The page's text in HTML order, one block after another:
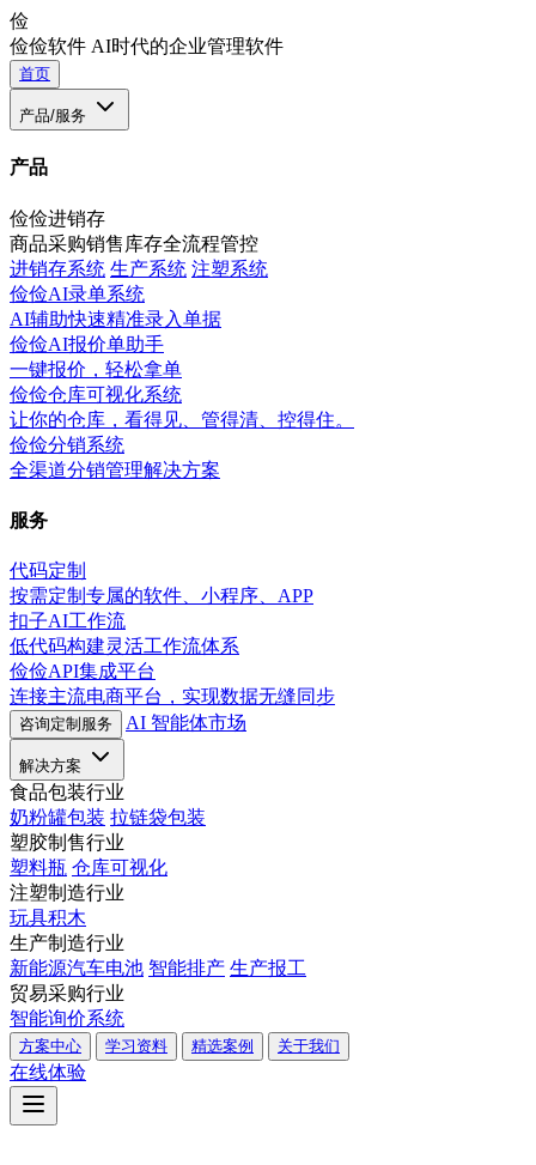
俭
俭俭软件 AI时代的企业管理软件
首页
产品/服务
产品
俭俭进销存
商品采购销售库存全流程管控
进销存系统 生产系统 注塑系统
俭俭AI录单系统
AI辅助快速精准录入单据
俭俭AI报价单助手
一键报价，轻松拿单
俭俭仓库可视化系统
让你的仓库，看得见、管得清、控得住。
俭俭分销系统
全渠道分销管理解决方案
服务
代码定制
按需定制专属的软件、小程序、APP
扣子AI工作流
低代码构建灵活工作流体系
俭俭API集成平台
连接主流电商平台，实现数据无缝同步
咨询定制服务 AI 智能体市场
解决方案
食品包装行业
奶粉罐包装 拉链袋包装
塑胶制售行业
塑料瓶 仓库可视化
注塑制造行业
玩具积木
生产制造行业
新能源汽车电池 智能排产 生产报工
贸易采购行业
智能询价系统
方案中心 学习资料 精选案例 关于我们
在线体验